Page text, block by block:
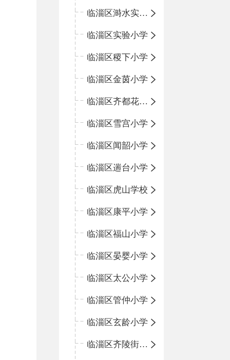
临淄区溡水实验学校
临淄区实验小学
临淄区稷下小学
临淄区金茵小学
临淄区齐都花园小学
临淄区雪宫小学
临淄区闻韶小学
临淄区遄台小学
临淄区虎山学校
临淄区康平小学
临淄区福山小学
临淄区晏婴小学
临淄区太公小学
临淄区管仲小学
临淄区玄龄小学
临淄区齐陵街道中心学校